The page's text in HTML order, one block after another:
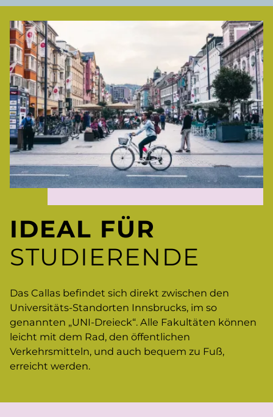
IDEAL FÜR
STUDIERENDE
Das Callas befindet sich direkt zwischen den
Universitäts-Standorten Innsbrucks, im so
genannten „UNI-Dreieck“. Alle Fakultäten können
leicht mit dem Rad, den öffentlichen
Verkehrsmitteln, und auch bequem zu Fuß,
erreicht werden.